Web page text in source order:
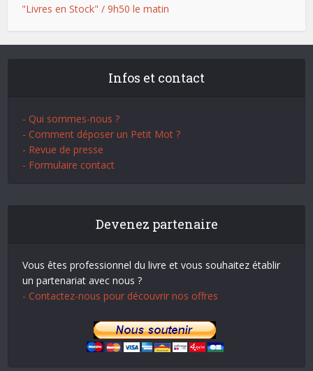
"Livres en Stock" / 9h50 le matin
Infos et contact
- Qui sommes-nous ?
- Comment déposer un Petit Mot ?
- Revue de presse
- Formulaire contact
Devenez partenaire
Vous êtes professionnel du livre et vous souhaitez établir
un partenariat avec nous ?
- Contactez-nous pour découvrir nos offres